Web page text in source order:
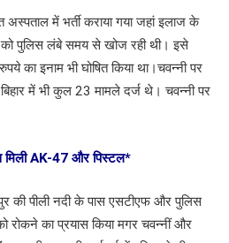
में भर्ती कराया गया जहां इलाज के
को पुलिस लंबे समय से खोज रही थी। इसे
का इनाम भी घोषित किया था।चवन्नी पर
में भी कुल 23 मामले दर्ज थे। चवन्नी पर
मिली AK-47 और पिस्टल*
की पीली नदी के पास एसटीएफ और पुलिस
रोकने का प्रयास किया मगर चवन्नीं और